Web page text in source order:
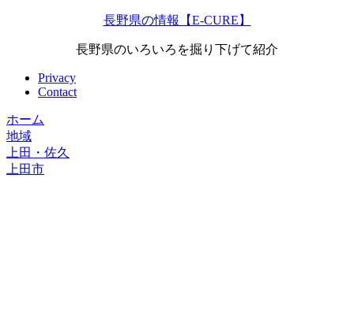
長野県の情報【E-CURE】
長野県のいろいろを掘り下げて紹介
Privacy
Contact
ホーム
地域
上田・佐久
上田市